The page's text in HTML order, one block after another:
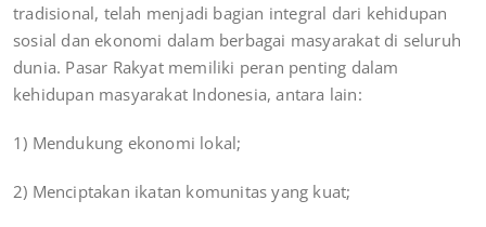
tradisional, telah menjadi bagian integral dari kehidupan
sosial dan ekonomi dalam berbagai masyarakat di seluruh
dunia. Pasar Rakyat memiliki peran penting dalam
kehidupan masyarakat Indonesia, antara lain:
1) Mendukung ekonomi lokal;
2) Menciptakan ikatan komunitas yang kuat;